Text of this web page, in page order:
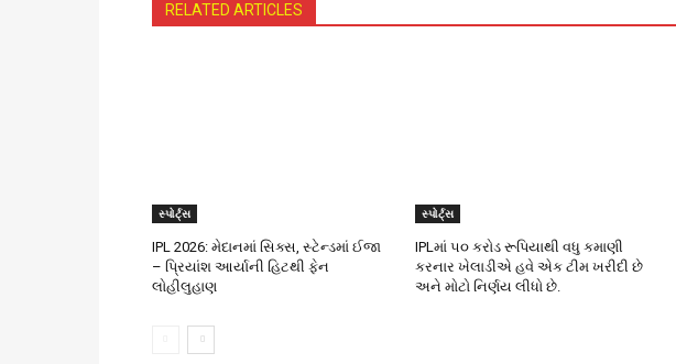
RELATED ARTICLES
સ્પોર્ટ્સ
IPL 2026: મેદાનમાં સિક્સ, સ્ટેન્ડમાં ઈજા
– પ્રિયાંશ આર્યાની હિટથી ફેન
લોહીલુહાણ
સ્પોર્ટ્સ
IPLમાં ૫૦ કરોડ રૂપિયાથી વધુ કમાણી
કરનાર ખેલાડીએ હવે એક ટીમ ખરીદી છે
અને મોટો નિર્ણય લીધો છે.